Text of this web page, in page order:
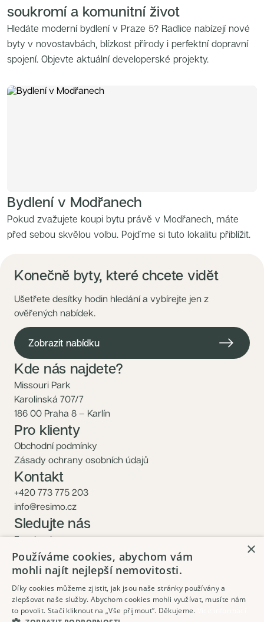
soukromí a komunitní život
Hledáte moderní bydlení v Praze 5? Radlice nabízejí nové
byty v novostavbách, blízkost přírody i perfektní dopravní
spojení. Objevte aktuální developerské projekty.
Bydlení v Modřanech
Pokud zvažujete koupi bytu právě v Modřanech, máte
před sebou skvělou volbu. Pojďme si tuto lokalitu přiblížit.
Konečně byty, které chcete vidět
Ušetřete desítky hodin hledání a vybírejte jen z
ověřených nabídek.
Zobrazit nabídku
Kde nás najdete?
Missouri Park
Karolinská 707/7
186 00 Praha 8 – Karlín
Pro klienty
Obchodní podmínky
Zásady ochrany osobních údajů
Kontakt
+420 773 775 203
info@resimo.cz
Sledujte nás
Facebook
Instagram
×
Používáme cookies, abychom vám
mohli najít nejlepší nemovitosti.
Díky cookies můžeme zjistit, jak jsou naše stránky používány a
zlepšovat naše služby. Abychom cookies mohli využívat, musíte nám
to povolit. Stačí kliknout na „Vše přijmout”. Děkujeme.